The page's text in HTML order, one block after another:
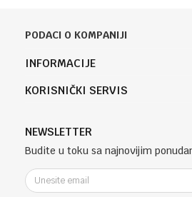
PODACI O KOMPANIJI
Knjižara Kultura
Knjaza Miloša 3A
Telefon (uprava firme Sladaboni
051 303 460
e-knjizara@knjizarakultura.com
INFORMACIJE
O nama
Kontakt
Klub povjerenja "Knjižara Kultura"
KORISNIČKI SERVIS
Politika privatnosti
Kako kupiti
Načini plaćanja
Plaćanje karticama
NEWSLETTER
Budite u toku sa najnovijim